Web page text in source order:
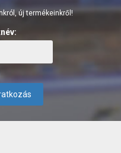
új termékeinkről!